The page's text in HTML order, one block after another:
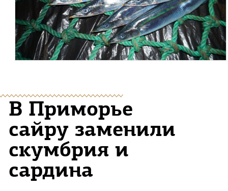
В Приморье
сайру заменили
скумбрия и
сардина